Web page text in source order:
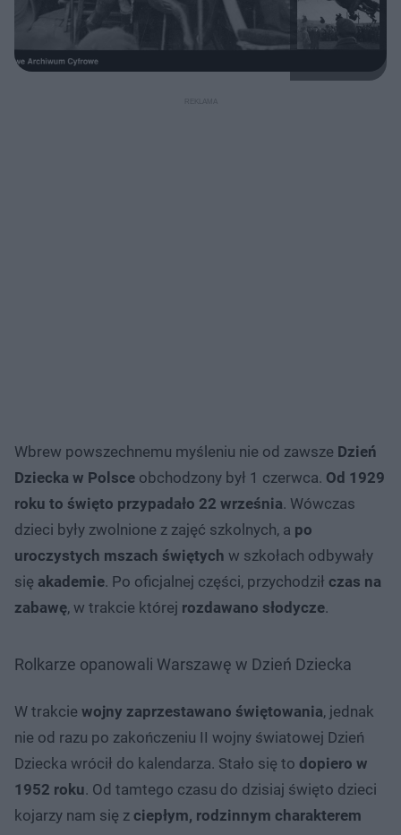
Wbrew powszechnemu myśleniu nie od zawsze Dzień
Dziecka w Polsce obchodzony był 1 czerwca. Od 1929
roku to święto przypadało 22 września. Wówczas
dzieci były zwolnione z zajęć szkolnych, a po
uroczystych mszach świętych w szkołach odbywały
się akademie. Po oficjalnej części, przychodził czas na
zabawę, w trakcie której rozdawano słodycze.
Rolkarze opanowali Warszawę w Dzień Dziecka
W trakcie wojny zaprzestawano świętowania, jednak
nie od razu po zakończeniu II wojny światowej Dzień
Dziecka wrócił do kalendarza. Stało się to dopiero w
1952 roku. Od tamtego czasu do dzisiaj święto dzieci
kojarzy nam się z ciepłym, rodzinnym charakterem